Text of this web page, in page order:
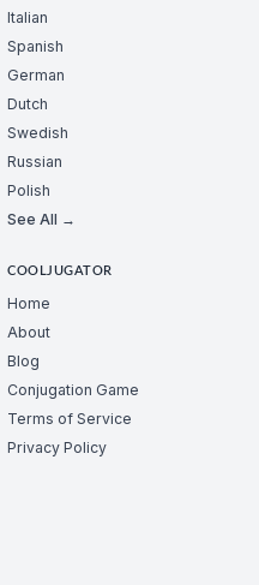
Italian
Spanish
German
Dutch
Swedish
Russian
Polish
See All →
COOLJUGATOR
Home
About
Blog
Conjugation Game
Terms of Service
Privacy Policy